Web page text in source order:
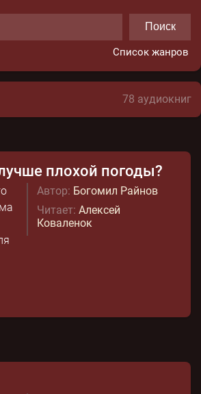
Поиск
Список жанров
78 аудиокниг
плохой погоды?
Автор: Богомил Райнов
Читает: Алексей
Коваленок